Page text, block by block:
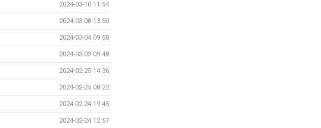
2024-03-10 11:54
2024-03-08 13:50
2024-03-04 09:58
2024-03-03 09:48
2024-02-25 14:36
2024-02-25 08:22
2024-02-24 19:45
2024-02-24 12:57